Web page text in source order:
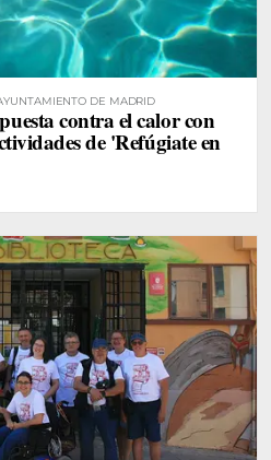
DE MADRID
contra el calor con
de 'Refúgiate en